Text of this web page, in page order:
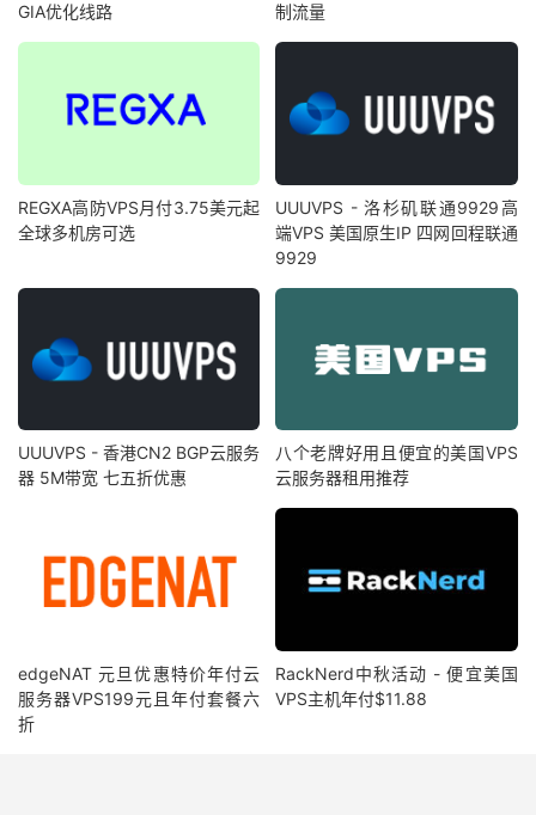
GIA优化线路
制流量
REGXA高防VPS月付3.75美元起
全球多机房可选
UUUVPS - 洛杉矶联通9929高
端VPS 美国原生IP 四网回程联通
9929
UUUVPS - 香港CN2 BGP云服务
器 5M带宽 七五折优惠
八个老牌好用且便宜的美国VPS
云服务器租用推荐
edgeNAT 元旦优惠特价年付云
服务器VPS199元且年付套餐六
折
RackNerd中秋活动 - 便宜美国
VPS主机年付$11.88